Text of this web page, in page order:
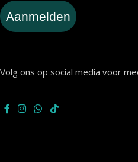
Aanmelden
Volg ons op social media voor